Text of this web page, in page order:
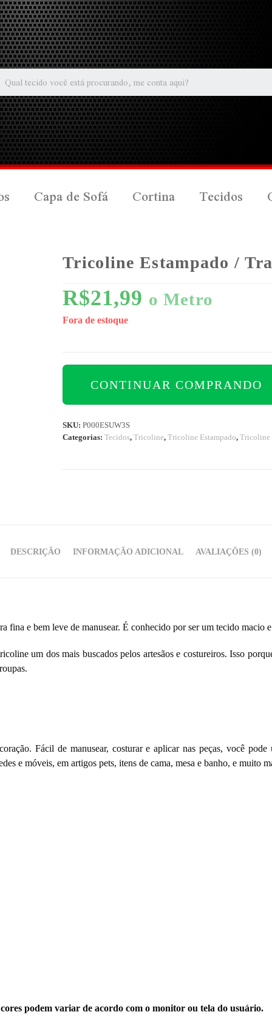
Capa de Sofá Cortina Tecidos
Tricoline Estampado /
R$21,99 o Metro
Fora de estoque
CONTINUAR COMPRANDO
SKU:P000ESUW3S
Categorias:Tecidos,Tricoline,Tricoline Estampado,Tricoline
DESCRIÇÃO INFORMAÇÃO ADICIONAL AVALIAÇÕES (0)
fina e bem leve de manusear. É conhecido por ser um tecido macio
um dos mais buscados pelos artesãos e costureiros. Isso
Fácil de manusear, costurar e aplicar nas peças, você
e móveis, em artigos pets, itens de cama, mesa e banho, e muito
podem variar de acordo com o monitor ou tela do usuário.